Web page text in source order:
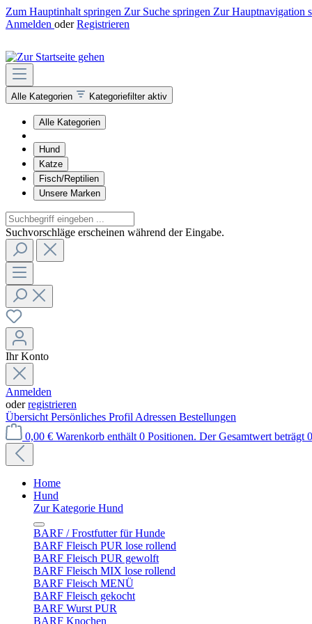
Zum Hauptinhalt springen Zur Suche springen Zur Hauptnavigation
Anmelden oder Registrieren
Alle Kategorien Kategoriefilter aktiv
Alle Kategorien
Hund
Katze
Fisch/Reptilien
Unsere Marken
Suchvorschläge erscheinen während der Eingabe.
Ihr Konto
Anmelden
oderregistrieren
Übersicht Persönliches Profil Adressen Bestellungen
0,00 € Warenkorb enthält 0 Positionen. Der Gesamtwert beträgt
Home
Hund
Zur Kategorie Hund
BARF / Frostfutter für Hunde
BARF Fleisch PUR lose rollend
BARF Fleisch PUR gewolft
BARF Fleisch MIX lose rollend
BARF Fleisch MENÜ
BARF Fleisch gekocht
BARF Wurst PUR
BARF Knochen